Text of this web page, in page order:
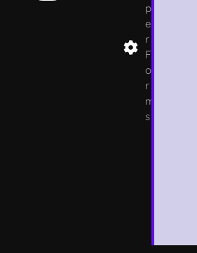
p
e
r
F
o
r
m
s